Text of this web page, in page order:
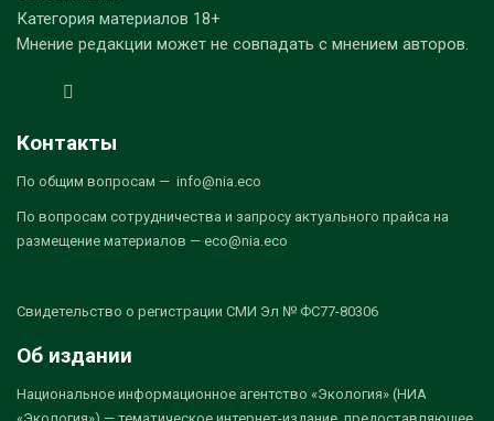
Категория материалов 18+
Мнение редакции может не совпадать с мнением авторов.
Контакты
По общим вопросам — info@nia.eco
По вопросам сотрудничества и запросу актуального прайса на
размещение материалов — eco@nia.eco
Свидетельство о регистрации СМИ Эл № ФС77-80306
Об издании
Национальное информационное агентство «Экология» (НИА